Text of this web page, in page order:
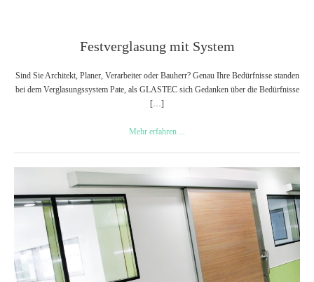
Festverglasung mit System
Sind Sie Architekt, Planer, Verarbeiter oder Bauherr? Genau Ihre Bedürfnisse standen
bei dem Verglasungssystem Pate, als GLASTEC sich Gedanken über die Bedürfnisse
[…]
Mehr erfahren ...
mit
Trockenbau
Verglasung